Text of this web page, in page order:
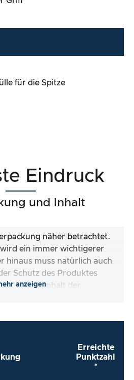
für die Spitze
Eindruck
und Inhalt
näher betrachtet.
ein immer wichtigerer
hinaus muss natürlich auch
Schutz des Produktes
Ist der Inhalt der
anzeigen
Erreichte
Punktzahl
*